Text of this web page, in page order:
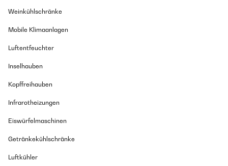
Weinkühlschränke
Mobile Klimaanlagen
Luftentfeuchter
Inselhauben
Kopffreihauben
Infrarotheizungen
Eiswürfelmaschinen
Getränkekühlschränke
Luftkühler